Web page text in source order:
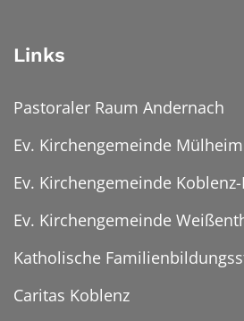
Links
Pastoraler Raum Andernach
Ev. Kirchengemeinde Mülheim
Ev. Kirchengemeinde
Ev. Kirchengemeinde
Katholische
Caritas Koblenz